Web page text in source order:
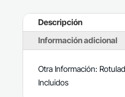
Descripción
Información adicional
Otra Información:
Incluidos